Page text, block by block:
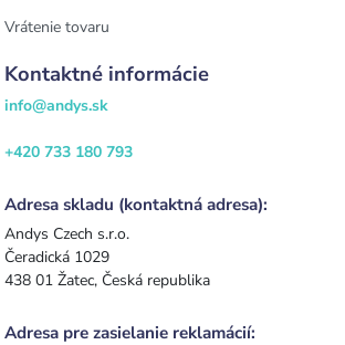
Vrátenie tovaru
Kontaktné informácie
info@andys.sk
+420 733 180 793
Adresa skladu (kontaktná adresa):
Andys Czech s.r.o.
Čeradická 1029
438 01 Žatec, Česká republika
Adresa pre zasielanie reklamácií: